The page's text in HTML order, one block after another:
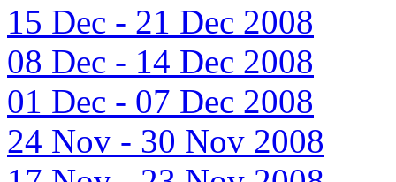
15 Dec - 21 Dec 2008
08 Dec - 14 Dec 2008
01 Dec - 07 Dec 2008
24 Nov - 30 Nov 2008